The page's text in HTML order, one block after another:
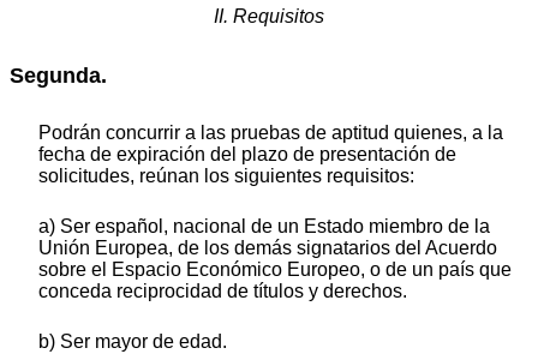
II. Requisitos
Segunda.
Podrán concurrir a las pruebas de aptitud quienes, a la
fecha de expiración del plazo de presentación de
solicitudes, reúnan los siguientes requisitos:
a) Ser español, nacional de un Estado miembro de la
Unión Europea, de los demás signatarios del Acuerdo
sobre el Espacio Económico Europeo, o de un país que
conceda reciprocidad de títulos y derechos.
b) Ser mayor de edad.